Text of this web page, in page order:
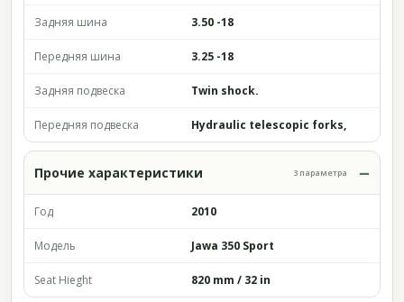
Задняя шина 3.50 -18
Передняя шина 3.25 -18
Задняя подвеска Twin shock.
Передняя подвеска Hydraulic telescopic forks,
Прочие характеристики 3 параметра
Год 2010
Модель Jawa 350 Sport
Seat Hieght 820 mm / 32 in